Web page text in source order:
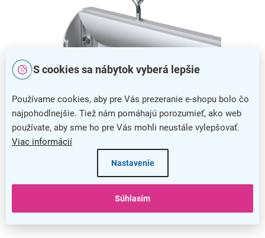
S cookies sa nábytok vyberá lepšie
Používame cookies, aby pre Vás prezeranie e-shopu bolo čo
najpohodlnejšie. Tiež nám pomáhajú porozumieť, ako web
používate, aby sme ho pre Vás mohli neustále vylepšovať.
Viac informácií
Nastavenie
Súhlasím
Jednoduchá výmena obsahu
iba sklopiť jednu zo strán rámu a váš obsah pohodlne vložiť
a zavesiť na skrutky s okami.